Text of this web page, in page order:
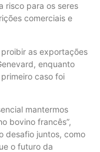
risco para os seres
comerciais e
as exportações
enquanto
caso foi
mantermos
bovino francês”,
desafio juntos, como
o futuro da